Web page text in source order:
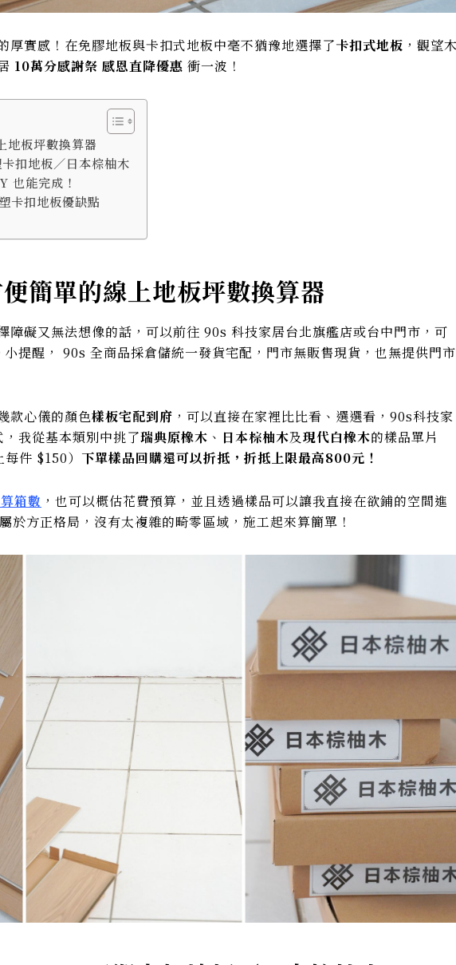
厚實感！在免膠地板與卡扣式地板中毫不猶豫地選擇了卡扣式地板 ，觀望
10萬分感謝祭 感恩直降優惠 衝一波！
地板坪數換算器
扣地板／日本棕柚木
也能完成！
卡扣地板優缺點
簡單的線上地板坪數換算器
障礙又無法想像的話，可以前往 90s 科技家居台北旗艦店或台中門市，可
提醒， 90s 全商品採倉儲統一發貨宅配，門市無販售現貨，也無提供門市
款心儀的顏色樣板宅配到府 ，可以直接在家裡比比看、選選看，90s科技家
我從基本類別中挑了瑞典原橡木 、 日本棕柚木及現代白橡木的樣品單片
件 $150） 下單樣品回購還可以折抵，折抵上限最高800元！
箱數 ，也可以概估花費預算，並且透過樣品可以讓我直接在欲鋪的空間進
於方正格局，沒有太複雜的畸零區域，施工起來算簡單！